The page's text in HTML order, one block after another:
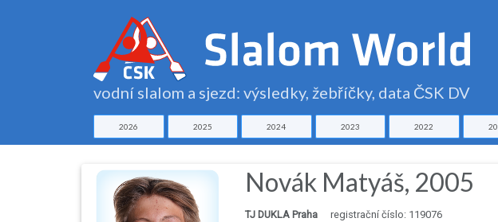
vodní slalom a sjezd: výsledky, žebříčky, data ČSK DV
2026 2025 2024 2023 2022
Novák Matyáš, 2005
TJ DUKLA Praha
registrační číslo: 119076